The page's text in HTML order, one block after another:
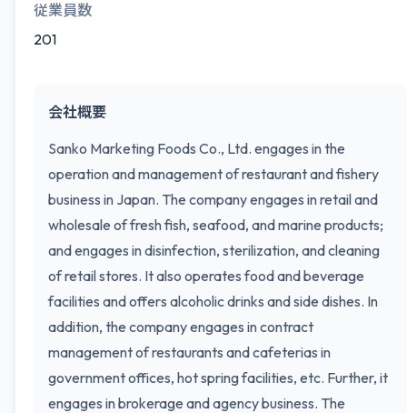
従業員数
201
会社概要
Sanko Marketing Foods Co., Ltd. engages in the
operation and management of restaurant and fishery
business in Japan. The company engages in retail and
wholesale of fresh fish, seafood, and marine products;
and engages in disinfection, sterilization, and cleaning
of retail stores. It also operates food and beverage
facilities and offers alcoholic drinks and side dishes. In
addition, the company engages in contract
management of restaurants and cafeterias in
government offices, hot spring facilities, etc. Further, it
engages in brokerage and agency business. The